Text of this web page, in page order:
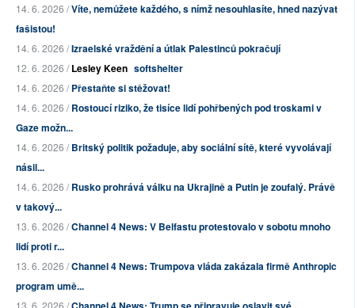
14. 6. 2026 /Víte, nemůžete každého, s nímž nesouhlasíte, hned nazývat
fašistou!
14. 6. 2026 /Izraelské vraždění a útlak Palestinců pokračují
12. 6. 2026 /Lesley Keen softshelter
14. 6. 2026 /Přestaňte si stěžovat!
14. 6. 2026 /Rostoucí riziko, že tisíce lidí pohřbených pod troskami v
Gaze možn...
14. 6. 2026 /Britský politik požaduje, aby sociální sítě, které vyvolávají
násil...
14. 6. 2026 /Rusko prohrává válku na Ukrajině a Putin je zoufalý. Právě
v takový...
13. 6. 2026 /Channel 4 News: V Belfastu protestovalo v sobotu mnoho
lidí proti r...
13. 6. 2026 /Channel 4 News: Trumpova vláda zakázala firmě Anthropic
program umě...
13. 6. 2026 /